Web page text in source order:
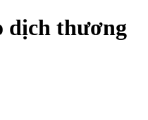
dịch thương